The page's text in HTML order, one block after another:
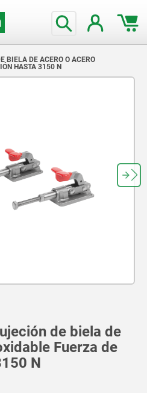
BIELA DE ACERO O ACERO
HASTA 3150 N
de biela de
Fuerza de
N